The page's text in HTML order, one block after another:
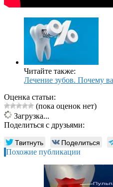
Читайте также:
Лечение зубов. Почему
Оценка статьи:
(пока оценок нет)
Загрузка...
Поделиться с друзьями:
Твитнуть Поделиться
Похожие публикации